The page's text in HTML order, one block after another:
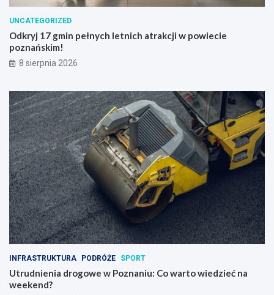
UNCATEGORIZED
Odkryj 17 gmin pełnych letnich atrakcji w powiecie
poznańskim!
8 sierpnia 2026
INFRASTRUKTURA PODRÓŻE SPORT
Utrudnienia drogowe w Poznaniu: Co warto wiedzieć na
weekend?